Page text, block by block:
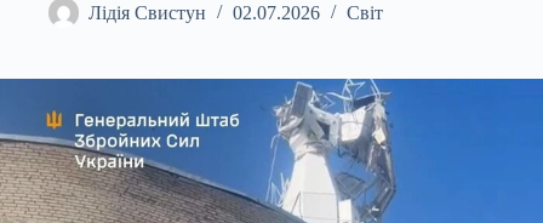
Лідія Свистун 02.07.2026 Світ